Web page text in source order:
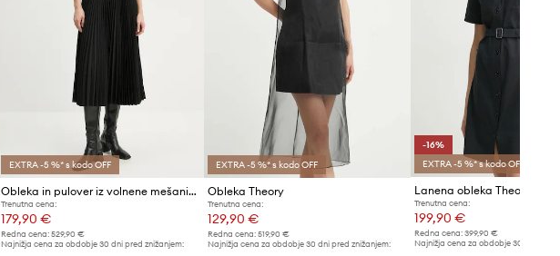
EXTRA -5 %* s kodo OFF
Obleka in pulover iz volnene mešanice Theory
Trenutna cena:
179,90 €
Redna cena: 529,90 €
Najnižja cena za obdobje 30 dni pred znižanjem:
EXTRA -5 %* s kodo OFF
Obleka Theory
Trenutna cena:
129,90 €
Redna cena:519,90 €
Najnižja cena za obdobje 30 dni pred znižanjem:
-16%
EXTRA -5 %* s kodo OFF
Lanena obleka Theory
Trenutna cena:
199,90 €
Redna cena: 399,90 €
Najnižja cena za obdobje 30 dni pred